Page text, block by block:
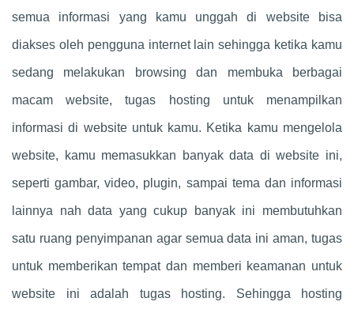
semua informasi yang kamu unggah di website bisa
diakses oleh pengguna internet lain sehingga ketika kamu
sedang melakukan browsing dan membuka berbagai
macam website, tugas hosting untuk menampilkan
informasi di website untuk kamu. Ketika kamu mengelola
website, kamu memasukkan banyak data di website ini,
seperti gambar, video, plugin, sampai tema dan informasi
lainnya nah data yang cukup banyak ini membutuhkan
satu ruang penyimpanan agar semua data ini aman, tugas
untuk memberikan tempat dan memberi keamanan untuk
website ini adalah tugas hosting. Sehingga hosting